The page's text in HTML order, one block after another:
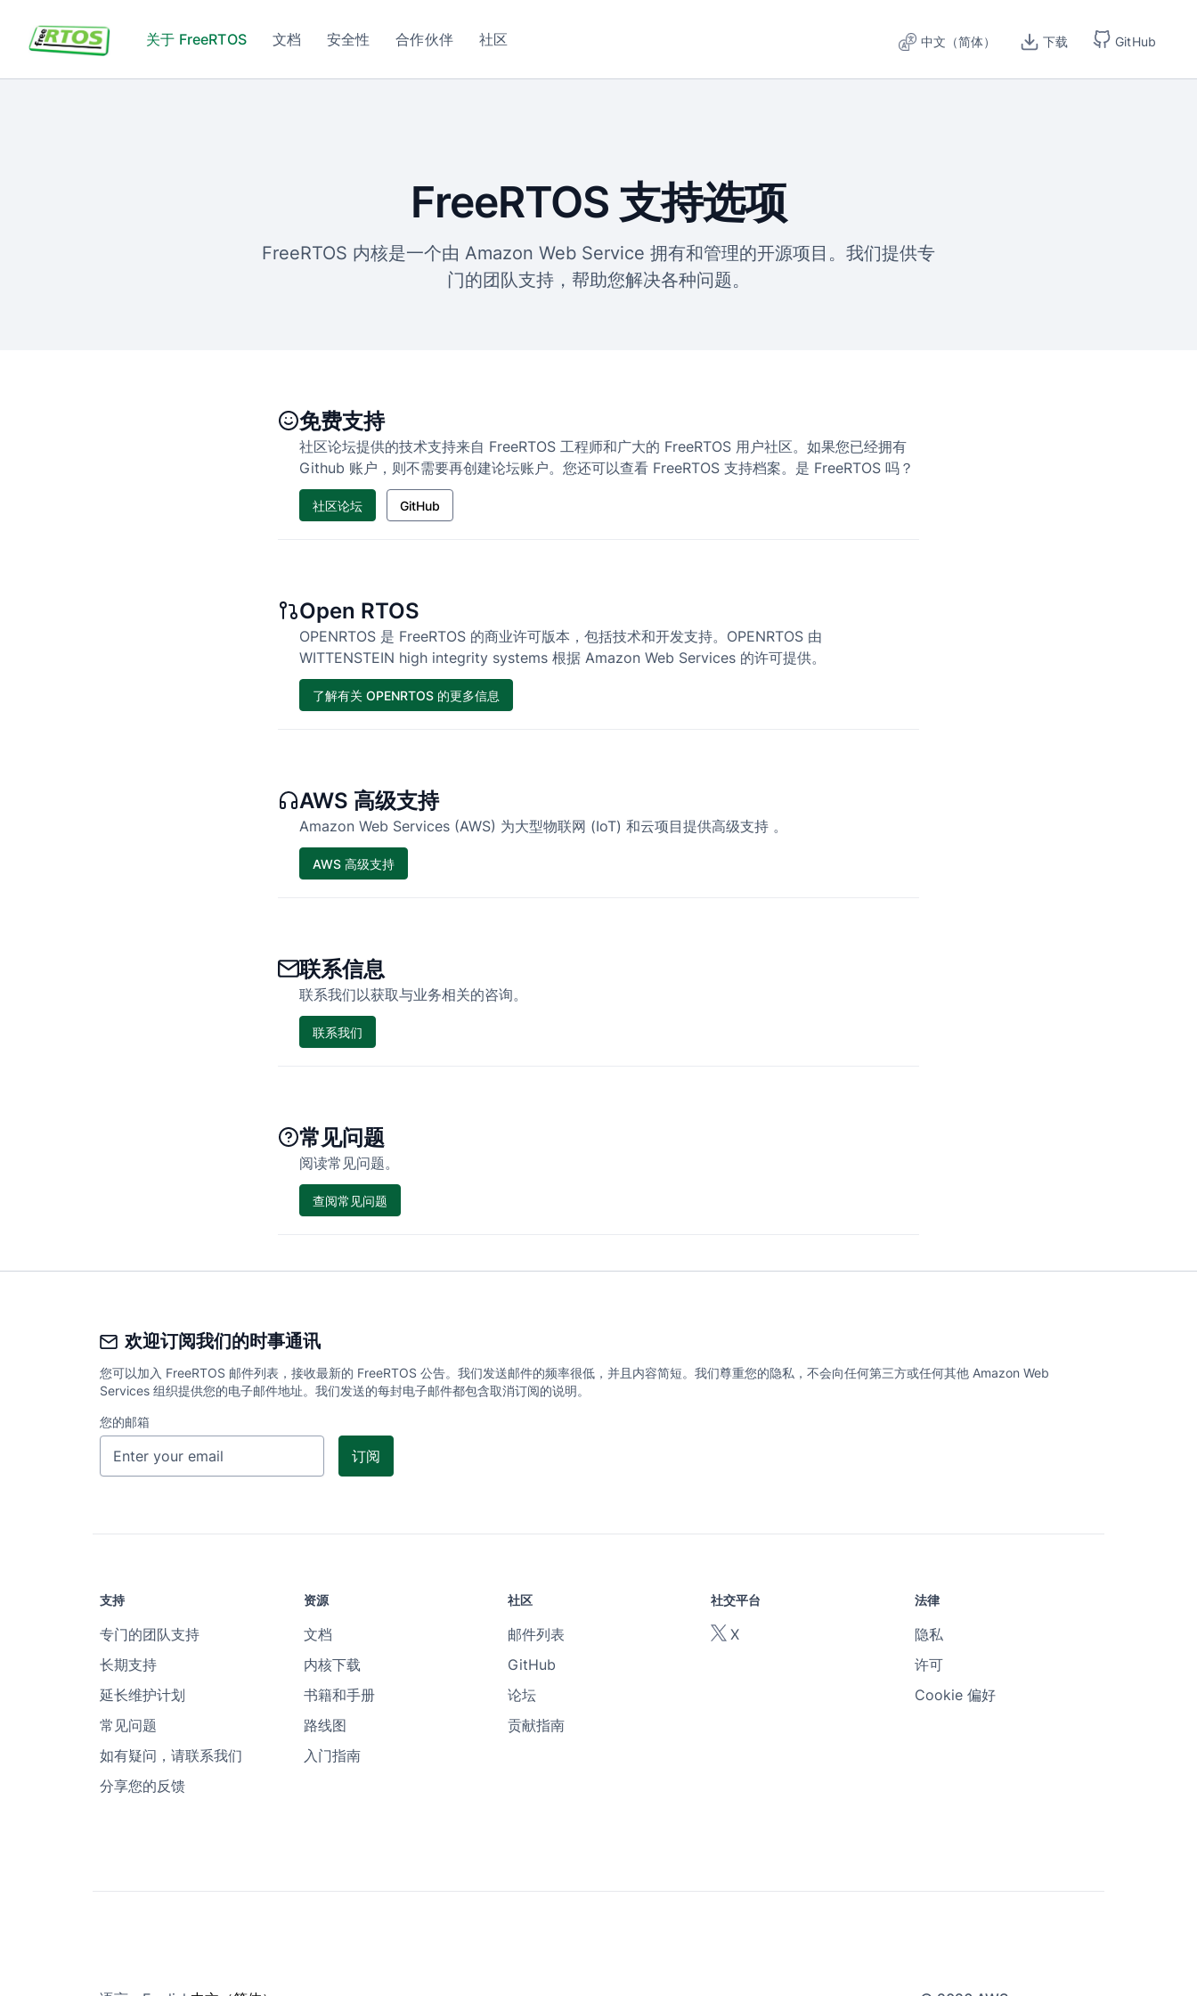
关于 FreeRTOS
文档 安全性 合作伙伴 社区 中文（简体） 下载 GitHub
FreeRTOS 支持选项
FreeRTOS 内核是一个由 Amazon Web Service 拥有和管理的开源项目。我们提供专
门的团队支持，帮助您解决各种问题。
免费支持
社区论坛提供的技术支持来自 FreeRTOS 工程师和广大的 FreeRTOS 用户社区。如果您已经拥有
Github 账户，则不需要再创建论坛账户。您还可以查看 FreeRTOS 支持档案。是 FreeRTOS 吗？
社区论坛 GitHub
Open RTOS
OPENRTOS 是 FreeRTOS 的商业许可版本，包括技术和开发支持。OPENRTOS 由
WITTENSTEIN high integrity systems 根据 Amazon Web Services 的许可提供。
了解有关 OPENRTOS 的更多信息
AWS 高级支持
Amazon Web Services (AWS) 为大型物联网 (IoT) 和云项目提供高级支持 。
AWS 高级支持
联系信息
联系我们以获取与业务相关的咨询。
联系我们
常见问题
阅读常见问题。
查阅常见问题
欢迎订阅我们的时事通讯
您可以加入 FreeRTOS 邮件列表，接收最新的 FreeRTOS 公告。我们发送邮件的频率很低，并且内容简短。我们尊重您的隐私，不会向任何第三方或任何其他 Amazon Web
Services 组织提供您的电子邮件地址。我们发送的每封电子邮件都包含取消订阅的说明。
您的邮箱
支持
专门的团队支持
长期支持
延长维护计划
常见问题
如有疑问，请联系我们
分享您的反馈
资源
文档
内核下载
书籍和手册
路线图
入门指南
社区
邮件列表
GitHub
论坛
贡献指南
社交平台
X
法律
隐私
许可
Cookie 偏好